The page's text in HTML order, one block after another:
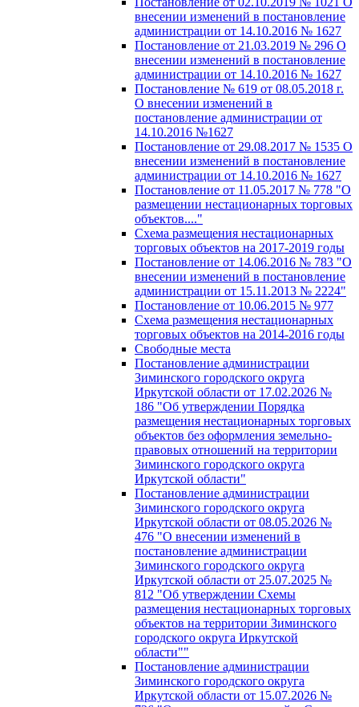
внесении изменений в постановление
администрации от 14.10.2016 № 1627
Постановление от 21.03.2019 № 296 О
внесении изменений в постановление
администрации от 14.10.2016 № 1627
Постановление № 619 от 08.05.2018 г.
О внесении изменений в
постановление администрации от
14.10.2016 №1627
Постановление от 29.08.2017 № 1535 О
внесении изменений в постановление
администрации от 14.10.2016 № 1627
Постановление от 11.05.2017 № 778 "О
размещении нестационарных торговых
объектов...."
Схема размещения нестационарных
торговых объектов на 2017-2019 годы
Постановление от 14.06.2016 № 783 "О
внесении изменений в постановление
администрации от 15.11.2013 № 2224"
Постановление от 10.06.2015 № 977
Схема размещения нестационарных
торговых объектов на 2014-2016 годы
Свободные места
Постановление администрации
Зиминского городского округа
Иркутской области от 17.02.2026 №
186 "Об утверждении Порядка
размещения нестационарных торговых
объектов без оформления земельно-
правовых отношений на территории
Зиминского городского округа
Иркутской области"
Постановление администрации
Зиминского городского округа
Иркутской области от 08.05.2026 №
476 "О внесении изменений в
постановление администрации
Зиминского городского округа
Иркутской области от 25.07.2025 №
812 "Об утверждении Схемы
размещения нестационарных торговых
объектов на территории Зиминского
городского округа Иркутской
области""
Постановление администрации
Зиминского городского округа
Иркутской области от 15.07.2026 №